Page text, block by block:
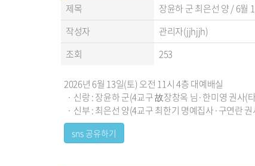
제목
장윤하 군 최은선 양 / 6월
작성자
관리자(jjhjjh)
조회
253
2026년 6월 13일(토) 오전 11시 4층 대예배실
· 신랑 : 장윤하 군(4교구 故장창옥 님·한미영 권사(
· 신부 : 최은선 양(4교구 최한기 명예집사·구연란 권